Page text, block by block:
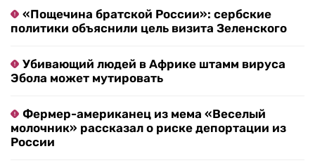
«Пощечина братской России»: сербские
политики объяснили цель визита Зеленского
Убивающий людей в Африке штамм вируса
Эбола может мутировать
Фермер-американец из мема «Веселый
молочник» рассказал о риске депортации из
России